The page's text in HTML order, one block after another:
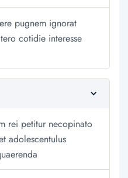
pugnem ignorat
cotidie interesse
rei petitur necopinato
adolescentulus